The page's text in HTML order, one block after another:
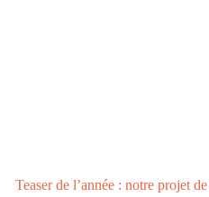
Teaser de l’année : notre projet